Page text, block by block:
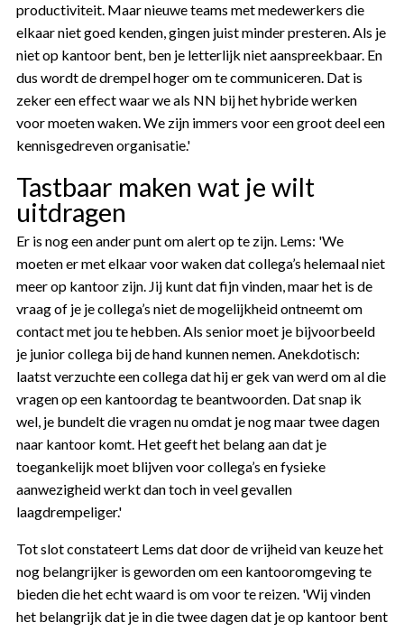
productiviteit. Maar nieuwe teams met medewerkers die
elkaar niet goed kenden, gingen juist minder presteren. Als je
niet op kantoor bent, ben je letterlijk niet aanspreekbaar. En
dus wordt de drempel hoger om te communiceren. Dat is
zeker een effect waar we als NN bij het hybride werken
voor moeten waken. We zijn immers voor een groot deel een
kennisgedreven organisatie.'
Tastbaar maken wat je wilt
uitdragen
Er is nog een ander punt om alert op te zijn. Lems: 'We
moeten er met elkaar voor waken dat collega’s helemaal niet
meer op kantoor zijn. Jij kunt dat fijn vinden, maar het is de
vraag of je je collega’s niet de mogelijkheid ontneemt om
contact met jou te hebben. Als senior moet je bijvoorbeeld
je junior collega bij de hand kunnen nemen. Anekdotisch:
laatst verzuchte een collega dat hij er gek van werd om al die
vragen op een kantoordag te beantwoorden. Dat snap ik
wel, je bundelt die vragen nu omdat je nog maar twee dagen
naar kantoor komt. Het geeft het belang aan dat je
toegankelijk moet blijven voor collega’s en fysieke
aanwezigheid werkt dan toch in veel gevallen
laagdrempeliger.'
Tot slot constateert Lems dat door de vrijheid van keuze het
nog belangrijker is geworden om een kantooromgeving te
bieden die het echt waard is om voor te reizen. 'Wij vinden
het belangrijk dat je in die twee dagen dat je op kantoor bent